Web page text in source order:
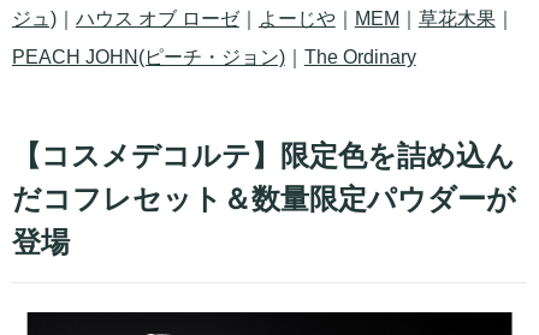
ジュ)｜ ハウス オブ ローゼ｜ よーじや｜ MEM 草花木果｜
PEACH JOHN(ピーチ・ジョン)｜ The Ordinary
【コスメデコルテ】限定色を詰め込ん
だコフレセット＆数量限定パウダーが
登場